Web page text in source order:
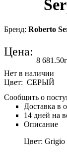
Roberto
Цена:
8 681 .50
Цвет: СЕРЫЙ
Сообщить о
Доставка в
14 дней на
Описание
Цвет: Grigio